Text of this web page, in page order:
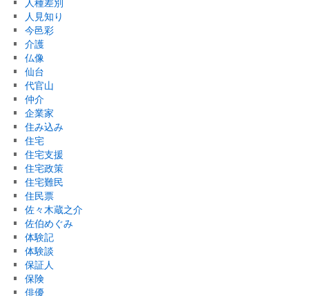
人見知り
今邑彩
介護
仏像
仙台
代官山
仲介
企業家
住み込み
住宅
住宅支援
住宅政策
住宅難民
住民票
佐々木蔵之介
佐伯めぐみ
体験記
体験談
保証人
保険
俳優